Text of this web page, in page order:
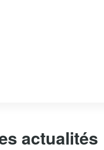
actualités